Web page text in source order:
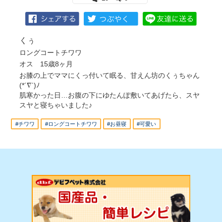
くぅ
ロングコートチワワ
オス 15歳8ヶ月
お膝の上でママにくっ付いて眠る、甘えん坊のくぅちゃん
(*´∇`)ﾉ
肌寒かった日…お腹の下にゆたんぽ敷いてあげたら、スヤ
スヤと寝ちゃいました♪
#チワワ #ロングコートチワワ #お昼寝 #可愛い